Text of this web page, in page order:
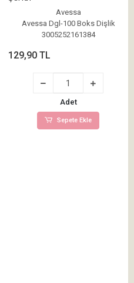
Avessa
Avessa Dgl-100 Boks Dişlik
3005252161384
129,90 TL
Adet
Sepete Ekle